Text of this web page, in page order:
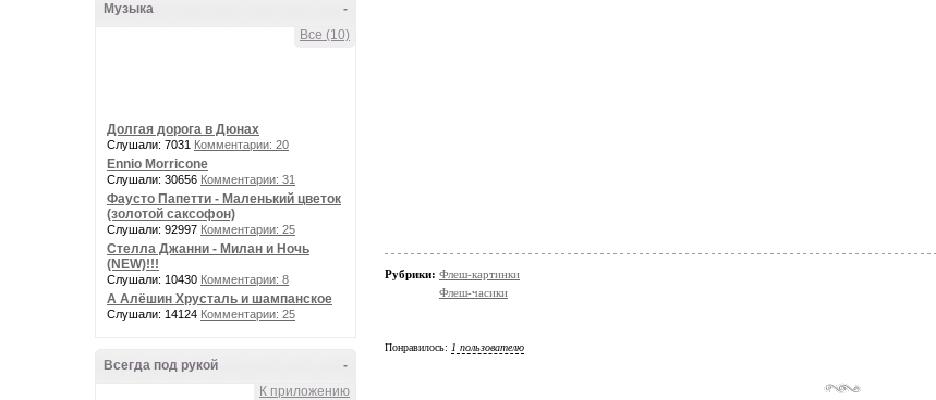
-
Музыка
Все (10)
Долгая дорога в Дюнах
Слушали: 7031 Комментарии: 20
Ennio Morricone
Слушали: 30656 Комментарии: 31
Фаусто Папетти - Маленький цветок
(золотой саксофон)
Слушали: 92997 Комментарии: 25
Стелла Джанни - Милан и Ночь
(NEW)!!!
Слушали: 10430 Комментарии: 8
А Алёшин Хрусталь и шампанское
Слушали: 14124 Комментарии: 25
-
Всегда под рукой
К приложению
Рубрики: Флеш-картинки
Флеш-часики
Понравилось: 1 пользователю